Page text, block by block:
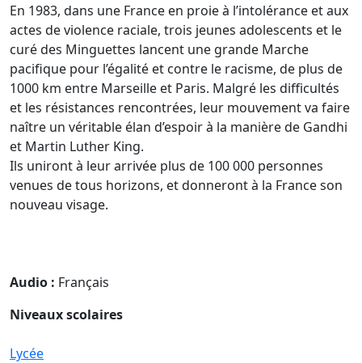
En 1983, dans une France en proie à l’intolérance et aux
actes de violence raciale, trois jeunes adolescents et le
curé des Minguettes lancent une grande Marche
pacifique pour l’égalité et contre le racisme, de plus de
1000 km entre Marseille et Paris. Malgré les difficultés
et les résistances rencontrées, leur mouvement va faire
naître un véritable élan d’espoir à la manière de Gandhi
et Martin Luther King.
Ils uniront à leur arrivée plus de 100 000 personnes
venues de tous horizons, et donneront à la France son
nouveau visage.
Audio : Français
Niveaux scolaires
Lycée